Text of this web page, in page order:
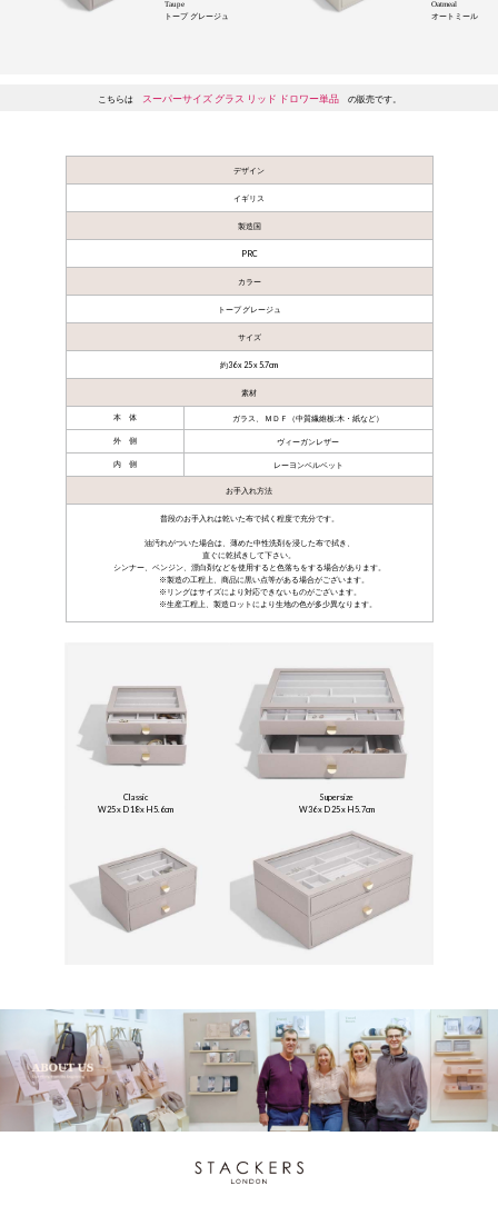
Taupe
トープ グレージュ
Oatmeal
オートミール
こちらは スーパーサイズ グラス リッド ドロワー単品の販売です。
デザイン
イギリス
製造国
PRC
カラー
トープ グレージュ
サイズ
約36 x 25 x 5.7cm
素材
本 体 ガラス、 ＭＤＦ（中質繊維板:木・紙など）
外 側 ヴィーガンレザー
内 側 レーヨンベルベット
お手入れ方法
普段のお手入れは乾いた布で拭く程度で充分です。
油汚れがついた場合は、薄めた中性洗剤を浸した布で拭き、
直ぐに乾拭きして下さい。
シンナー、ベンジン、漂白剤などを使用すると色落ちをする場合があります。
製造の工程上、商品に黒い点等がある場合がございます。
リングはサイズにより対応できないものがございます。
生産工程上、製造ロットにより生地の色が多少異なります。
Classic
W25 x D 18 x H5.6cm
Supersize
W36 x D 25 x H5.7cm